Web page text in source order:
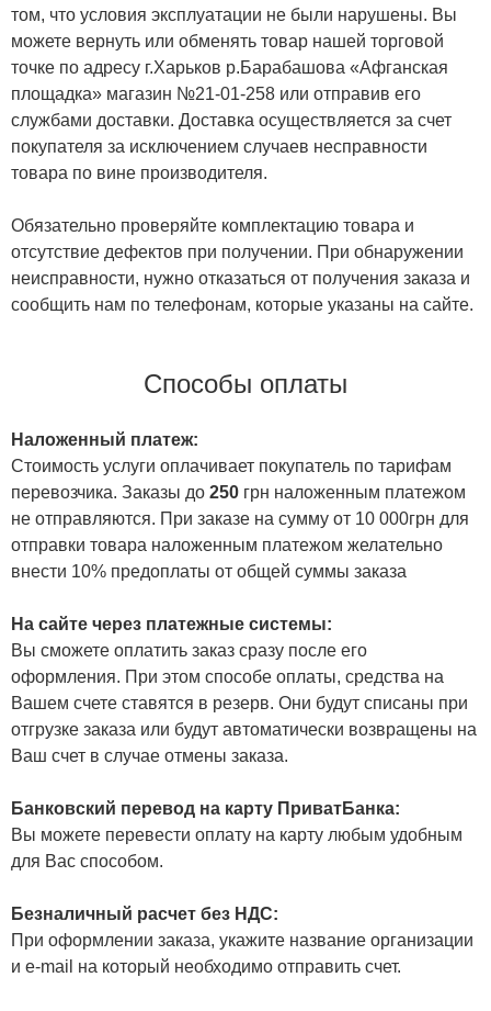
том, что условия эксплуатации не были нарушены. Вы
можете вернуть или обменять товар нашей торговой
точке по адресу г.Харьков р.Барабашова «Афганская
площадка» магазин №21-01-258 или отправив его
службами доставки. Доставка осуществляется за счет
покупателя за исключением случаев несправности
товара по вине производителя.
Обязательно проверяйте комплектацию товара и
отсутствие дефектов при получении. При обнаружении
неисправности, нужно отказаться от получения заказа и
сообщить нам по телефонам, которые указаны на сайте.
Способы оплаты
Наложенный платеж:
Стоимость услуги оплачивает покупатель по тарифам
перевозчика. Заказы до 250 грн наложенным платежом
не отправляются. При заказе на сумму от 10 000грн для
отправки товара наложенным платежом желательно
внести 10% предоплаты от общей суммы заказа
На сайте через платежные системы:
Вы сможете оплатить заказ сразу после его
оформления. При этом способе оплаты, средства на
Вашем счете ставятся в резерв. Они будут списаны при
отгрузке заказа или будут автоматически возвращены на
Ваш счет в случае отмены заказа.
Банковский перевод на карту ПриватБанка:
Вы можете перевести оплату на карту любым удобным
для Вас способом.
Безналичный расчет без НДС:
При оформлении заказа, укажите название организации
и e-mail на который необходимо отправить счет.